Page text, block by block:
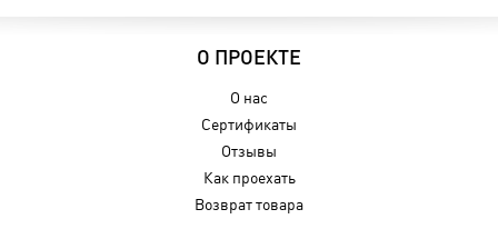
О ПРОЕКТЕ
О нас
Сертификаты
Отзывы
Как проехать
Возврат товара